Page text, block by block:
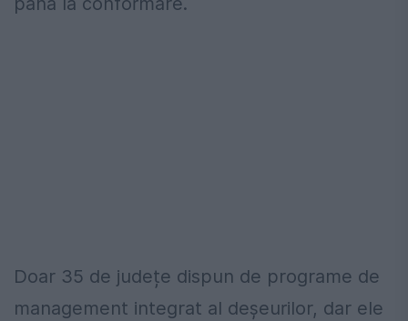
Doar 35 de județe dispun de programe de
management integrat al deșeurilor, dar ele